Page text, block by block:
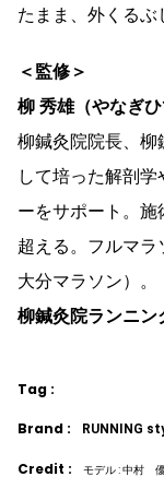
たまま、外くるぶ
＜監修＞
柳 秀雄（やなぎひ
柳鍼灸院院長、柳
して培った解剖
ーをサポート。
超える。フルマ
大分マラソン）。
柳鍼灸院ランニ
Tag :
Brand : RUNNING
Credit : モデル : 中村